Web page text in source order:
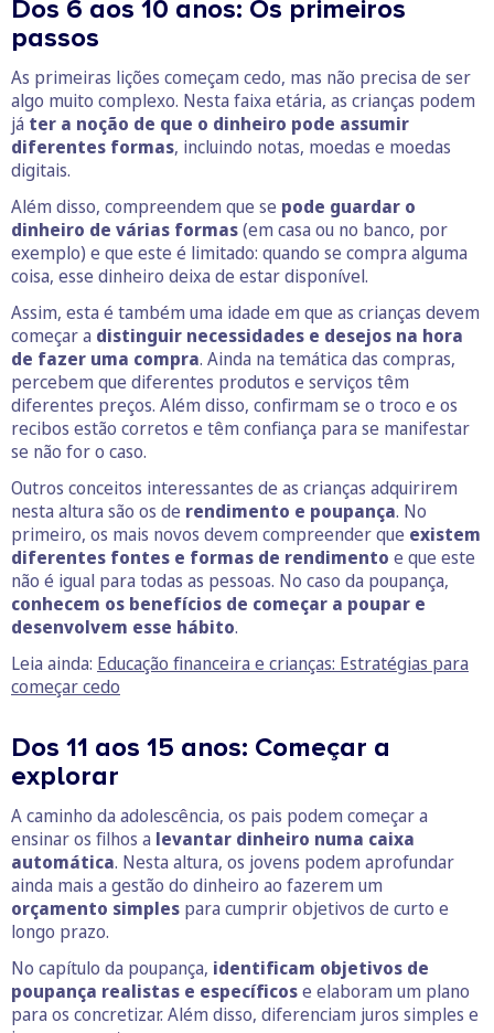
Dos 6 aos 10 anos: Os primeiros
passos
As primeiras lições começam cedo, mas não precisa de ser
algo muito complexo. Nesta faixa etária, as crianças podem
já ter a noção de que o dinheiro pode assumir
diferentes formas, incluindo notas, moedas e moedas
digitais.
Além disso, compreendem que se pode guardar o
dinheiro de várias formas(em casa ou no banco, por
exemplo) e que este é limitado: quando se compra alguma
coisa, esse dinheiro deixa de estar disponível.
Assim, esta é também uma idade em que as crianças devem
começar a distinguir necessidades e desejos na hora
de fazer uma compra. Ainda na temática das compras,
percebem que diferentes produtos e serviços têm
diferentes preços. Além disso, confirmam se o troco e os
recibos estão corretos e têm confiança para se manifestar
se não for o caso.
Outros conceitos interessantes de as crianças adquirirem
nesta altura são os de rendimento e poupança. No
primeiro, os mais novos devem compreender que existem
diferentes fontes e formas de rendimento e que este
não é igual para todas as pessoas. No caso da poupança,
conhecem os benefícios de começar a poupar e
desenvolvem esse hábito.
Leia ainda: Educação financeira e crianças: Estratégias para
começar cedo
Dos 11 aos 15 anos: Começar a
explorar
A caminho da adolescência, os pais podem começar a
ensinar os filhos a levantar dinheiro numa caixa
automática. Nesta altura, os jovens podem aprofundar
ainda mais a gestão do dinheiro ao fazerem um
orçamento simples para cumprir objetivos de curto e
longo prazo.
No capítulo da poupança, identificam objetivos de
poupança realistas e específicose elaboram um plano
para os concretizar. Além disso, diferenciam juros simples e